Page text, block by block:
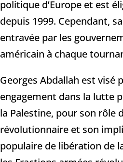
politique d’Europe et est
depuis 1999. Cependant,
entravée par les
américain à chaque
Georges Abdallah est visé
engagement dans la lutte
la Palestine, pour son rôle
révolutionnaire et son
populaire de libération de